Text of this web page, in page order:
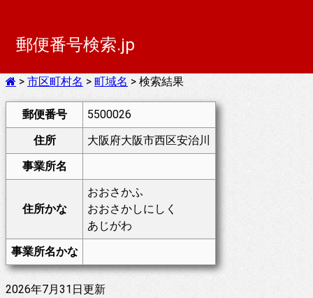
郵便番号検索.jp
> 市区町村名 > 町域名 > 検索結果
郵便番号
5500026
住所
大阪府大阪市西区安治川
事業所名
住所かな
おおさかふ
おおさかしにしく
あじがわ
事業所名かな
2026年7月31日更新